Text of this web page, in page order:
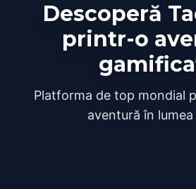
Descoperă
printr-o
Platforma de top mondial
aventură în lumea